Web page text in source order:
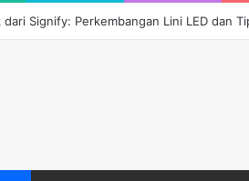
dari Signify: Perkembangan Lini LED dan